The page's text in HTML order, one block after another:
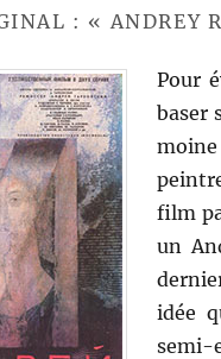
: « ANDREY
Pour
baser
film
un
idée
semi-